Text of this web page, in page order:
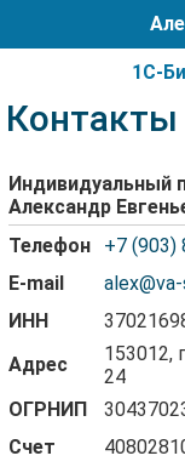
1С-
Индивидуальный
Александр
Телефон
+7 (903)
E-mail
ИНН
Адрес
153012,
24
ОГРНИП
Счет